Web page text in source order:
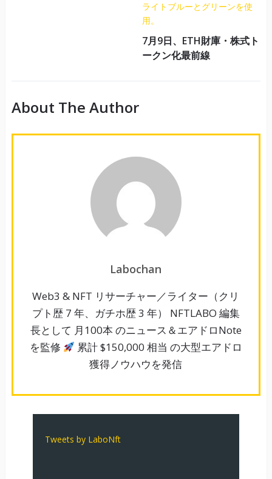
7月9日、ETH財庫・株式ト
ークン化最前線
About The Author
Labochan
Web3 & NFT リサーチャー／ライター（クリ
プト歴 7 年、ガチホ歴 3 年） NFTLABO 編集
長として 月100本 のニュース＆エアドロNote
を監修
累計 $150,000 相当 の大型エアドロ
獲得ノウハウを発信
Tweets by LaboNft